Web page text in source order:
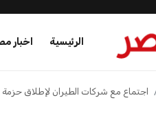
الرئيسية اخبار
اجتماع مع شركات الطيران لإطلاق حزمة